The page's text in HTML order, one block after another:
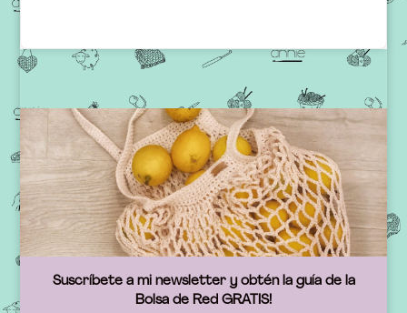
Suscríbete a mi newsletter y obtén la guía de la
Bolsa de Red GRATIS!